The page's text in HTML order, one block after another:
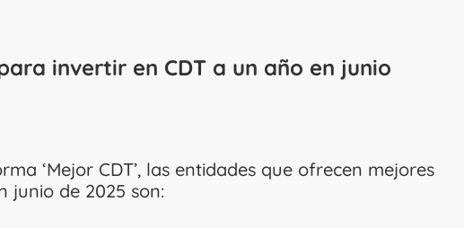
invertir en CDT a un año en junio
‘Mejor CDT’, las entidades que ofrecen mejores
junio de 2025 son: